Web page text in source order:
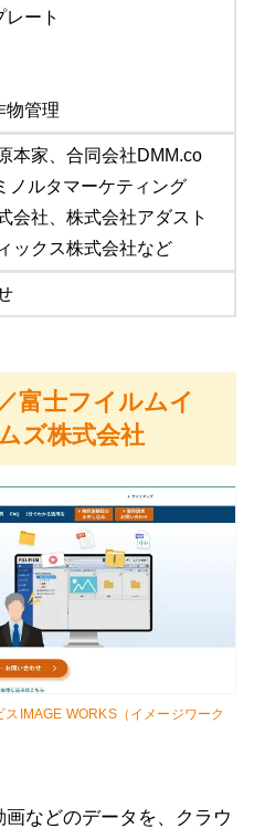
ート
物管理
本家、合同会社DMM.co
ノルタマーケティング
会社、株式会社アダスト
ックス株式会社など
富士フイルムイ
ズ株式会社
IMAGE WORKS（イメージワーク
などのデータを、クラウ